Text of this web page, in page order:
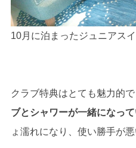
10月に泊まったジュニアスイ
クラブ特典はとても魅力的
ブとシャワーが一緒になっ
ょ濡れになり、使い勝手が悪